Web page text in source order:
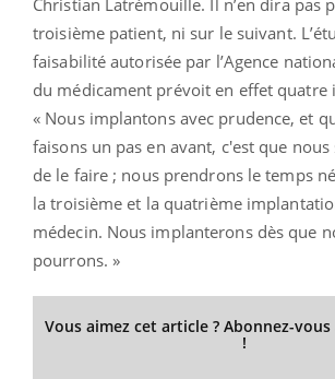
Christian Latrémouille. Il n’en dira pas
troisième patient, ni sur le suivant.
faisabilité autorisée par l’Agence
du médicament prévoit en effet quatre
« Nous implantons avec prudence, et
faisons un pas en avant, c'est que
de le faire ; nous prendrons le temps
la troisième et la quatrième
médecin. Nous implanterons dès que
pourrons. »
Vous aimez cet article ? Abonnez-
!